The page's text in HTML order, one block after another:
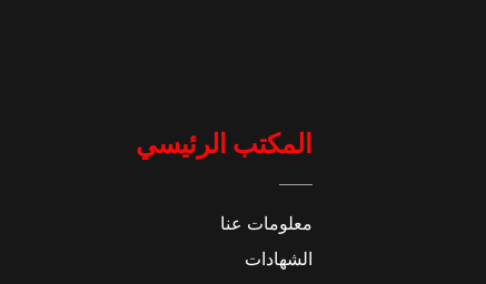
المكتب الرئيسي
معلومات عنا
الشهادات